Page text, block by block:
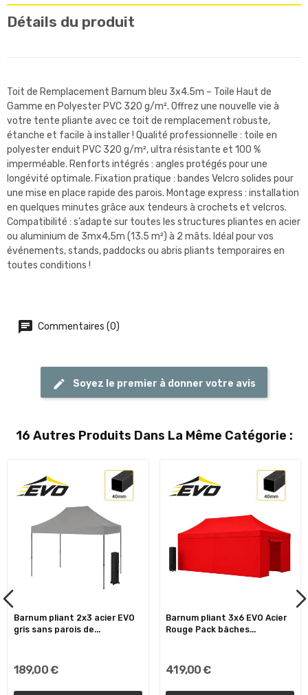
Détails du produit
Toit de Remplacement Barnum bleu 3x4.5m – Toile Haut de
Gamme en Polyester PVC 320 g/m². Offrez une nouvelle vie à
votre tente pliante avec ce toit de remplacement robuste,
étanche et facile à installer ! Qualité professionnelle : toile en
polyester enduit PVC 320 g/m², ultra résistante et 100 %
imperméable. Renforts intégrés : angles protégés pour une
longévité optimale. Fixation pratique : bandes Velcro solides pour
une mise en place rapide des parois. Montage express : installation
en quelques minutes grâce aux tendeurs à crochets et velcros.
Compatibilité : s’adapte sur toutes les structures pliantes en acier
ou aluminium de 3mx4,5m (13.5 m²) à 2 mâts. Idéal pour vos
événements, stands, paddocks ou abris pliants temporaires en
toutes conditions !
Commentaires (0)
Soyez le premier à donner votre avis
16 Autres Produits Dans La Même Catégorie :
Barnum pliant 2x3 acier EVO
gris sans parois de...
189,00 €
Barnum pliant 3x6 EVO Acier
Rouge Pack bâches...
419,00 €